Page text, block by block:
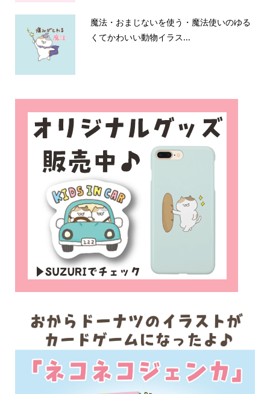
魔法・おまじないを使う・魔法使いのゆる
くてかわいい動物イラス...